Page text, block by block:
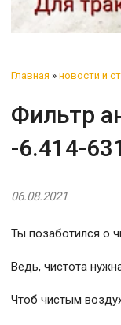
Главная » новости и
Фильтр
-6.414-631
06.08.2021
Ты позаботился о
Ведь, чистота
Чтоб чистым